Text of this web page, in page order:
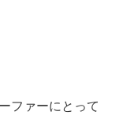
ファーにとって